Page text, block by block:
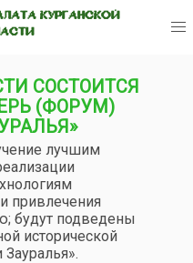
КУРГАНСКОЙ
СОСТОИТСЯ
(ФОРУМ)
лучшим
привлечения
будут подведены
исторической